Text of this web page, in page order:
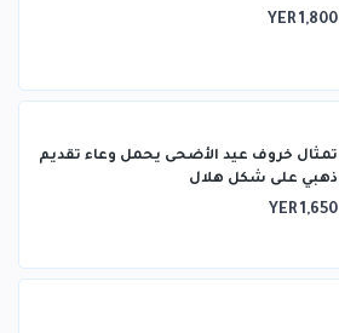
YER 1,800
تمثال خروف عيد الأضحى يحمل وعاء تقديم
ذهبي على شكل هلال
YER 1,650